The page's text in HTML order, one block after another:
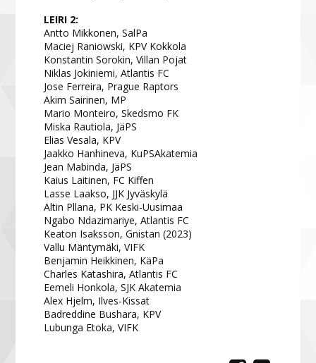
LEIRI 2:
Antto Mikkonen, SalPa
Maciej Raniowski, KPV Kokkola
Konstantin Sorokin, Villan Pojat
Niklas Jokiniemi, Atlantis FC
Jose Ferreira, Prague Raptors
Akim Sairinen, MP
Mario Monteiro, Skedsmo FK
Miska Rautiola, JäPS
Elias Vesala, KPV
Jaakko Hanhineva, KuPSAkatemia
Jean Mabinda, JäPS
Kaius Laitinen, FC Kiffen
Lasse Laakso, JJK Jyväskylä
Altin Pllana, PK Keski-Uusimaa
Ngabo Ndazimariye, Atlantis FC
Keaton Isaksson, Gnistan (2023)
Vallu Mäntymäki, VIFK
Benjamin Heikkinen, KäPa
Charles Katashira, Atlantis FC
Eemeli Honkola, SJK Akatemia
Alex Hjelm, Ilves-Kissat
Badreddine Bushara, KPV
Lubunga Etoka, VIFK